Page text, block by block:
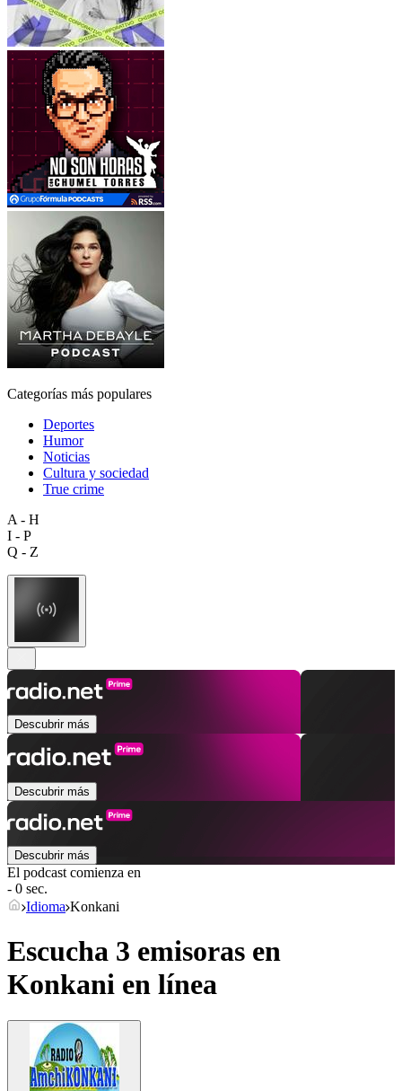
Categorías más populares
Deportes
Humor
Noticias
Cultura y sociedad
True crime
A - H
I - P
Q - Z
Descubrir más
Descubrir más
Descubrir más
El podcast comienza en
- 0 sec.
Idioma Konkani
Escucha 3 emisoras en
Konkani en línea